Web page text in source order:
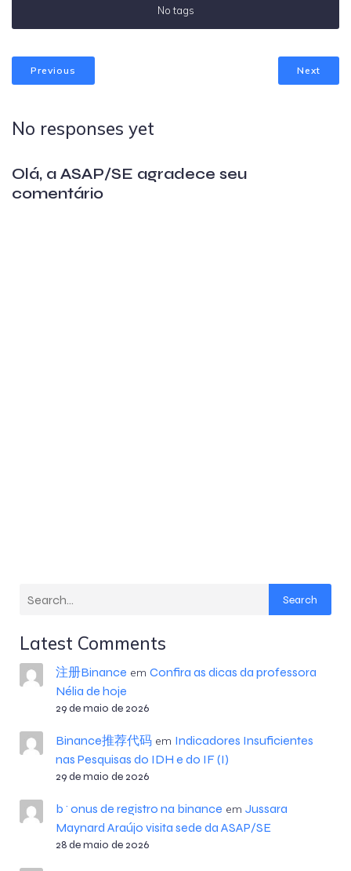
No tags
Previous Next
No responses yet
Olá, a ASAP/SE agradece seu
comentário
Search
Latest Comments
注册Binance em Confira as dicas da professora
Nélia de hoje
29 de maio de 2026
Binance推荐代码em Indicadores Insuficientes
nas Pesquisas do IDH e do IF (I)
29 de maio de 2026
b^onus de registro na binance em Jussara
Maynard Araújo visita sede da ASAP/SE
28 de maio de 2026